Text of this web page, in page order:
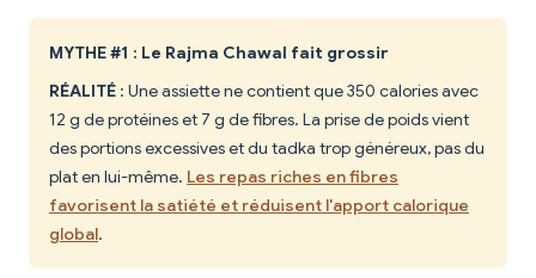
MYTHE #1 : Le Rajma Chawal fait grossir
RÉALITÉ : Une assiette ne contient que 350 calories avec
12 g de protéines et 7 g de fibres. La prise de poids vient
des portions excessives et du tadka trop généreux, pas du
plat en lui-même. Les repas riches en fibres
favorisent la satiété et réduisent l'apport calorique
global.